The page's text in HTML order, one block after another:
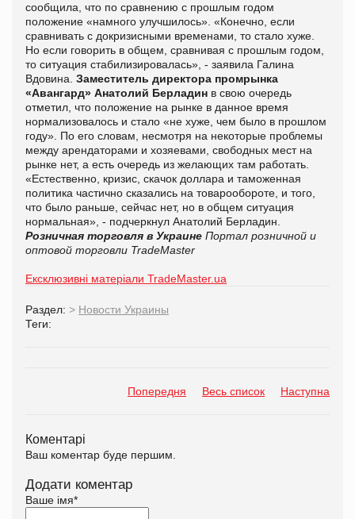
сообщила, что по сравнению с прошлым годом
положение «намного улучшилось». «Конечно, если
сравнивать с докризисными временами, то стало хуже.
Но если говорить в общем, сравнивая с прошлым годом,
то ситуация стабилизировалась», - заявила Галина
Вдовина. Заместитель директора промрынка
«Авангард» Анатолий Берладин в свою очередь
отметил, что положение на рынке в данное время
нормализовалось и стало «не хуже, чем было в прошлом
году». По его словам, несмотря на некоторые проблемы
между арендаторами и хозяевами, свободных мест на
рынке нет, а есть очередь из желающих там работать.
«Естественно, кризис, скачок доллара и таможенная
политика частично сказались на товарообороте, и того,
что было раньше, сейчас нет, но в общем ситуация
нормальная», - подчеркнул Анатолий Берладин.
Розничная торговля в Украине Портал розничной и
оптовой торговли TradeMaster
Ексклюзивні матеріали TradeMaster.ua
Раздел: > Новости Украины
Теги:
Попередня Весь список Наступна
Коментарі
Ваш коментар буде першим.
Додати коментар
Ваше імя*